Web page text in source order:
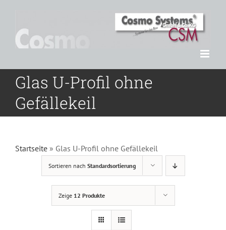
springen
Glas U-Profil ohne
Gefällekeil
Startseite » Glas U-Profil ohne Gefällekeil
Sortieren nach Standardsortierung
Zeige 12 Produkte